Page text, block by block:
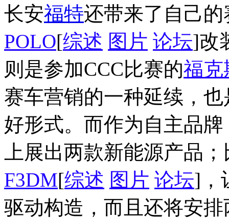
长安福特还带来了自己
POLO[综述 图片 论坛]改
则是参加CCC比赛的福克
赛车营销的一种延续，
好形式。而作为自主品
上展出两款新能源产品
F3DM[综述 图片 论坛]，
驱动构造，而且还将安